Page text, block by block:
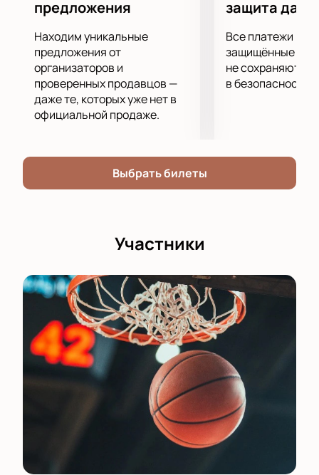
предложения
Находим уникальные
предложения от
организаторов и
проверенных продавцов —
даже те, которых уже нет в
официальной продаже.
защита
Все платежи
защищённые
не сохраняются
в безопасности.
Выбрать билеты
Участники